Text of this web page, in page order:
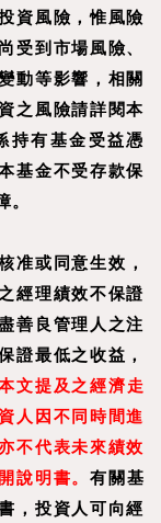
資風險，惟風險
受到市場風險、
動等影響，相關
之風險請詳閱本
持有基金受益憑
基金不受存款保
。
准或同意生效，
經理績效不保證
善良管理人之注
證最低之收益，
文提及之經濟走
人因不同時間進
不代表未來績效
說明書。有關基
，投資人可向經